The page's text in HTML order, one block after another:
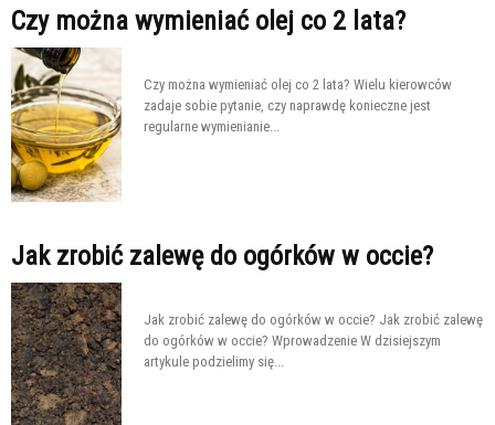
Czy można wymieniać olej co 2 lata?
Czy można wymieniać olej co 2 lata? Wielu kierowców
zadaje sobie pytanie, czy naprawdę konieczne jest
regularne wymienianie...
Jak zrobić zalewę do ogórków w occie?
Jak zrobić zalewę do ogórków w occie? Jak zrobić zalewę
do ogórków w occie? Wprowadzenie W dzisiejszym
artykule podzielimy się...